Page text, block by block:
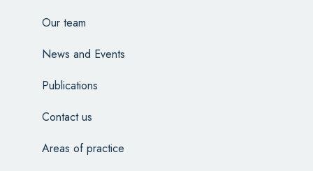
Our team
News and Events
Publications
Contact us
Areas of practice